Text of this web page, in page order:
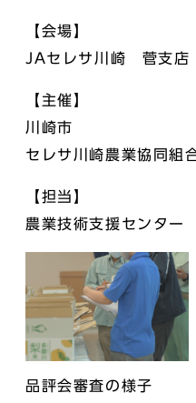
【会場】
JAセレサ川崎 菅支
【主催】
川崎市
セレサ川崎農業協同組
【担当】
農業技術支援センタ
品評会審査の様子